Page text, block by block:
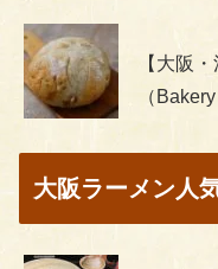
【大阪
（
大阪ラーメン人